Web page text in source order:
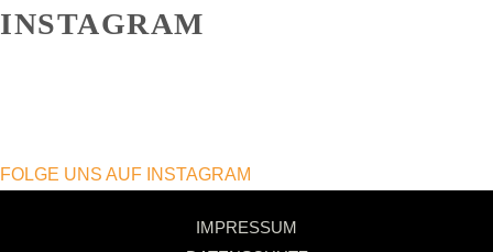
INSTAGRAM
FOLGE UNS AUF INSTAGRAM
IMPRESSUM